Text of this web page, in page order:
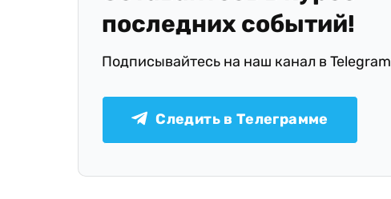
последних событий!
Подписывайтесь на наш канал в Telegram
Следить в Телеграмме